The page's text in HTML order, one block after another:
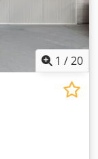
1 /20